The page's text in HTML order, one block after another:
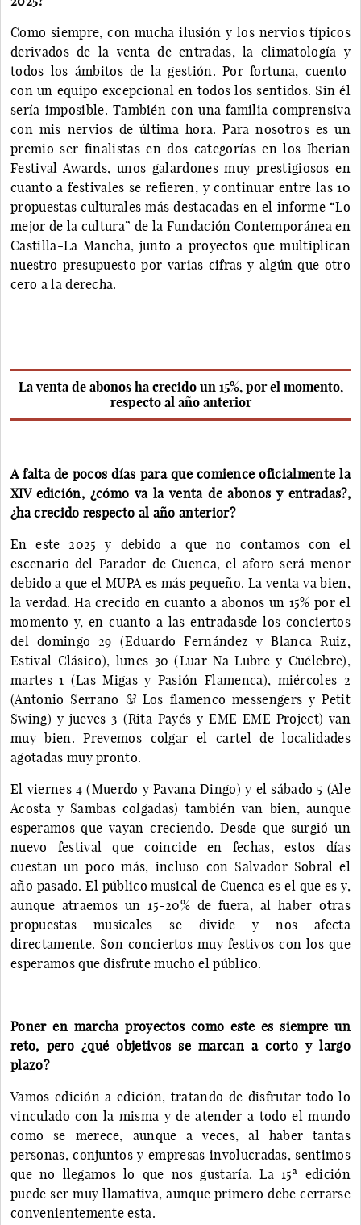
Como siempre, con mucha ilusión y los nervios típicos
derivados de la venta de entradas, la climatología y
todos los ámbitos de la gestión. Por fortuna, cuento
con un equipo excepcional en todos los sentidos. Sin él
sería imposible. También con una familia comprensiva
con mis nervios de última hora. Para nosotros es un
premio ser finalistas en dos categorías en los Iberian
Festival Awards, unos galardones muy prestigiosos en
cuanto a festivales se refieren, y continuar entre las 10
propuestas culturales más destacadas en el informe “Lo
mejor de la cultura” de la Fundación Contemporánea en
Castilla-La Mancha, junto a proyectos que multiplican
nuestro presupuesto por varias cifras y algún que otro
cero a la derecha.
La venta de abonos ha crecido un 15%, por el momento,
respecto al año anterior
A falta de pocos días para que comience oficialmente la
XIV edición, ¿cómo va la venta de abonos y entradas?,
¿ha crecido respecto al año anterior?
En este 2025 y debido a que no contamos con el
escenario del Parador de Cuenca, el aforo será menor
debido a que el MUPA es más pequeño. La venta va bien,
la verdad. Ha crecido en cuanto a abonos un 15% por el
momento y, en cuanto a las entradasde los conciertos
del domingo 29 (Eduardo Fernández y Blanca Ruiz,
Estival Clásico), lunes 30 (Luar Na Lubre y Cuélebre),
martes 1 (Las Migas y Pasión Flamenca), miércoles 2
(Antonio Serrano & Los flamenco messengers y Petit
Swing) y jueves 3 (Rita Payés y EME EME Project) van
muy bien. Prevemos colgar el cartel de localidades
agotadas muy pronto.
El viernes 4 (Muerdo y Pavana Dingo) y el sábado 5 (Ale
Acosta y Sambas colgadas) también van bien, aunque
esperamos que vayan creciendo. Desde que surgió un
nuevo festival que coincide en fechas, estos días
cuestan un poco más, incluso con Salvador Sobral el
año pasado. El público musical de Cuenca es el que es y,
aunque atraemos un 15-20% de fuera, al haber otras
propuestas musicales se divide y nos afecta
directamente. Son conciertos muy festivos con los que
esperamos que disfrute mucho el público.
Poner en marcha proyectos como este es siempre un
reto, pero ¿qué objetivos se marcan a corto y largo
plazo?
Vamos edición a edición, tratando de disfrutar todo lo
vinculado con la misma y de atender a todo el mundo
como se merece, aunque a veces, al haber tantas
personas, conjuntos y empresas involucradas, sentimos
que no llegamos lo que nos gustaría. La 15ª edición
puede ser muy llamativa, aunque primero debe cerrarse
convenientemente esta.